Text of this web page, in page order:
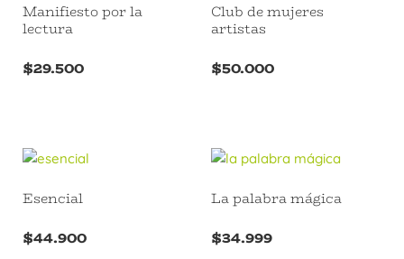
Manifiesto por la
lectura
$29.500
Club de mujeres
artistas
$50.000
Esencial
$44.900
La palabra mágica
$34.999